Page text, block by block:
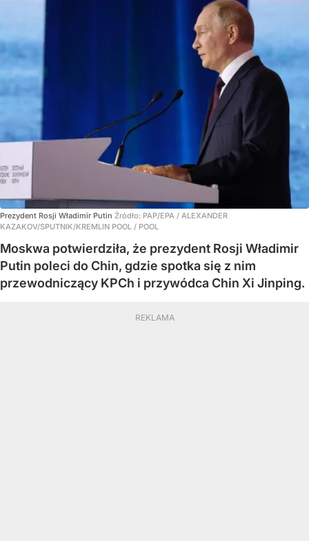
Prezydent Rosji Władimir Putin Źródło: PAP/EPA / ALEXANDER
KAZAKOV/SPUTNIK/KREMLIN POOL / POOL
Moskwa potwierdziła, że prezydent Rosji Władimir
Putin poleci do Chin, gdzie spotka się z nim
przewodniczący KPCh i przywódca Chin Xi Jinping.